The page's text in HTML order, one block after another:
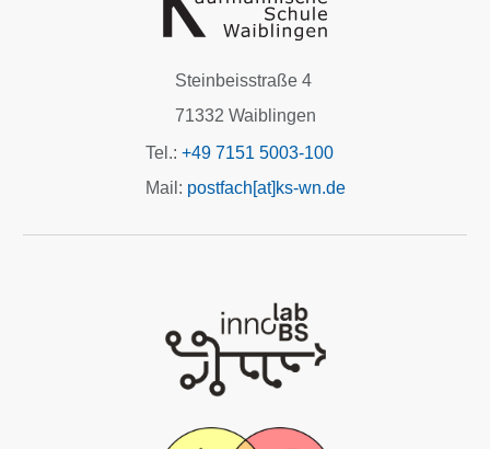
Steinbeisstraße 4
71332 Waiblingen
Tel.: +49 7151 5003-100
Mail: postfach[at]ks-wn.de